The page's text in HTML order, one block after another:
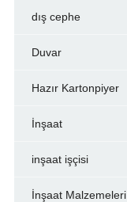
dış cephe
Duvar
Hazır Kartonpiyer
İnşaat
inşaat işçisi
İnşaat Malzemeleri